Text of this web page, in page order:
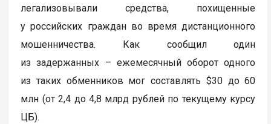
легализовывали средства, похищенные
у российских граждан во время дистанционного
мошенничества. Как сообщил один
из задержанных – ежемесячный оборот одного
из таких обменников мог составлять $30 до 60
млн (от 2,4 до 4,8 млрд рублей по текущему курсу
ЦБ).